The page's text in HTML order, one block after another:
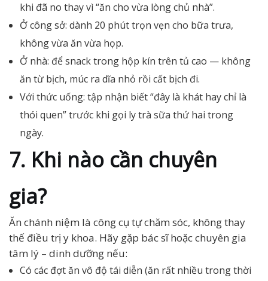
khi đã no thay vì “ăn cho vừa lòng chủ nhà”.
Ở công sở: dành 20 phút trọn vẹn cho bữa trưa,
không vừa ăn vừa họp.
Ở nhà: để snack trong hộp kín trên tủ cao — không
ăn từ bịch, múc ra dĩa nhỏ rồi cất bịch đi.
Với thức uống: tập nhận biết “đây là khát hay chỉ là
thói quen” trước khi gọi ly trà sữa thứ hai trong
ngày.
7. Khi nào cần chuyên
gia?
Ăn chánh niệm là công cụ tự chăm sóc, không thay
thế điều trị y khoa. Hãy gặp bác sĩ hoặc chuyên gia
tâm lý – dinh dưỡng nếu:
Có các đợt ăn vô độ tái diễn (ăn rất nhiều trong thời